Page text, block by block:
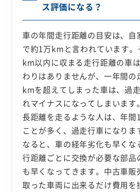
ス評価になる？
車の年間走行距離の目安は、自
で約1万kmと言われています。
km以内に収まる走行距離の車
わりはありませんが、一年間の
kmを超えてしまった車は、過
れマイナスになってしまいます
長距離を走るような人は、年
ことが多く、過走行車になりま
なると、車の経年劣化も早くな
行距離ごとに交換が必要な部品
も早くなってきます。中古車販
取った車両に出来るだけ費用を